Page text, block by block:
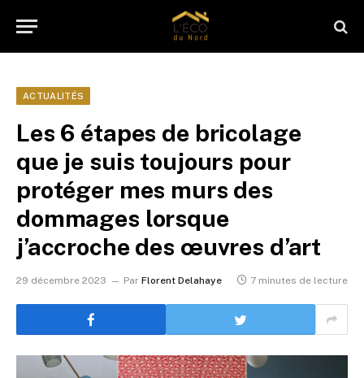
ACTUALITÉS
Les 6 étapes de bricolage
que je suis toujours pour
protéger mes murs des
dommages lorsque
j’accroche des œuvres d’art
29 décembre 2023 Par Florent Delahaye 7 minutes de lecture